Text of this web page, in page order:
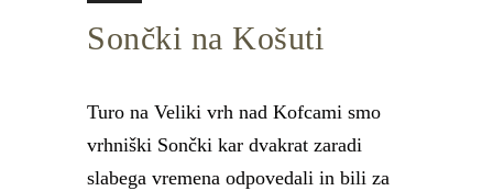
Sončki na Košuti
Turo na Veliki vrh nad Kofcami smo
vrhniški Sončki kar dvakrat zaradi
slabega vremena odpovedali in bili za